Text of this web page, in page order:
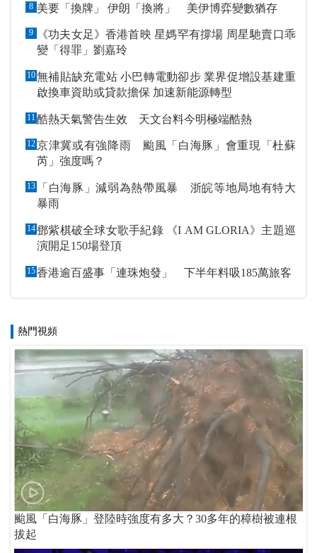
8 美要「換牌」 伊朗「換將」 美伊博弈變數猶存
9
《功夫女足》香港首映 星媽罕有撐場 周星馳賣口乖
變「得罪」劉嘉玲
10無補貼缺充電站 小巴轉電動卻步 業界促增設基建重
啟換車資助或貸款擔保 加速新能源轉型
11 酷熱天氣警告生效 天文台料今明極端酷熱
12京津冀或有強降雨 颱風「白海豚」會重現「杜蘇
芮」強度嗎？
13
「白海豚」減弱為熱帶風暴 浙皖等地局地有特大
暴雨
14鄧紫棋破全球女歌手紀錄 《I AM GLORIA》主題巡
演開足150場登頂
15香港逾百盛事「連珠炮發」 下半年料吸185萬旅客
熱門視頻
颱風「白海豚」登陸時強度有多大？30多年的樟樹被連根
拔起